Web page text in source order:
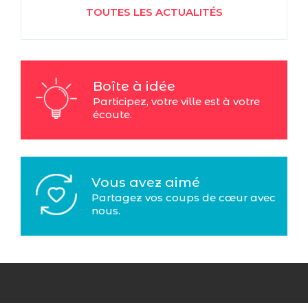
TOUTES LES ACTUALITÉS
Boîte à idée
Participez, votre ville est à votre
écoute.
Vous avez aimé
Partagez vos coups de cœur avec
nous.